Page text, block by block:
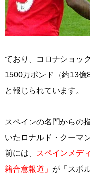
ており、コロナショッ
1500万ポンド（約13
と報じられています。
スペインの名門からの
いたロナルド・クーマ
前には、
スペインメデ
籍合意報道」 が「スポ